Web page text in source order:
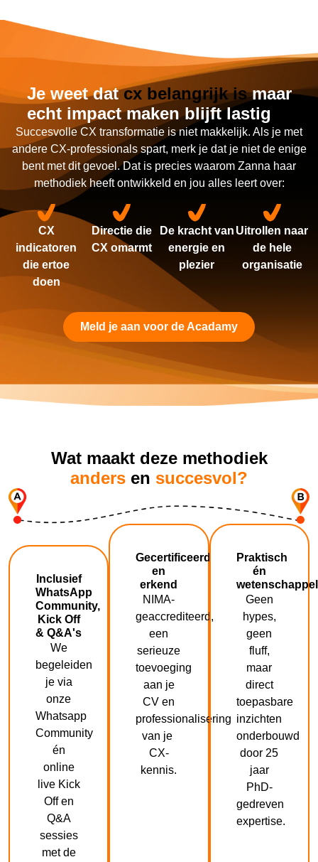
Je weet datcx belangrijk ismaar
echt impact maken blijft lastig
Succesvolle CX transformatie is niet makkelijk. Als je met
andere CX-professionals spart, merk je dat je niet de enige
bent met dit gevoel. Dat is precies waarom Zanna haar
methodiek heeft ontwikkeld en jou alles leert over:
CX
indicatoren
die ertoe
doen
Directie die
CX omarmt
De kracht van
energie en
plezier
Uitrollen naar
de hele
organisatie
Meld je aan voor de Acadamy
Wat maakt deze methodiek
anders en succesvol?
Inclusief
WhatsApp
Community,
Kick Off
& Q&A's
We
begeleiden
je via
onze
Whatsapp
Community
én
online
live Kick
Off en
Q&A
sessies
met de
Gecertificeerd
en
erkend
NIMA-
geaccrediteerd,
een
serieuze
toevoeging
aan je
CV en
professionalisering
van je
CX-
kennis.
Praktisch
én
Geen
hypes,
geen
fluff,
maar
direct
toepasbare
inzichten
onderbouwd
door 25
jaar
PhD-
gedreven
expertise.